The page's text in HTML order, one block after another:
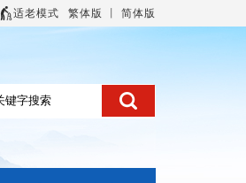
适老模式 繁体版 简体版